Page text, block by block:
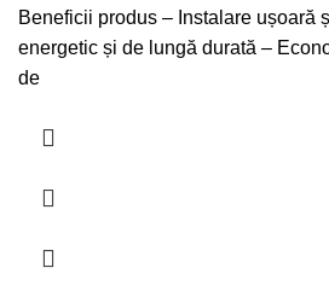
Beneficii produs – Instalare ușoară
energetic și de lungă durată –
de